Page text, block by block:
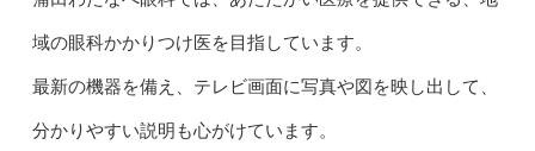
域の眼科かかりつけ医を目指しています。
最新の機器を備え、テレビ画面に写真や図を映し出して、
分かりやすい説明も心がけています。